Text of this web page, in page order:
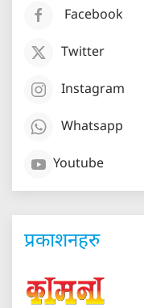
Facebook
Twitter
Instagram
Whatsapp
Youtube
प्रकाशनहरु